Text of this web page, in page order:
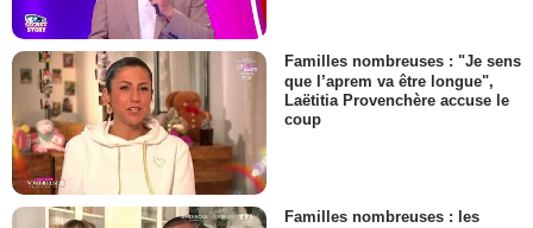
Familles nombreuses : "Je sens
que l’aprem va être longue",
Laëtitia Provenchère accuse le
coup
Familles nombreuses : les